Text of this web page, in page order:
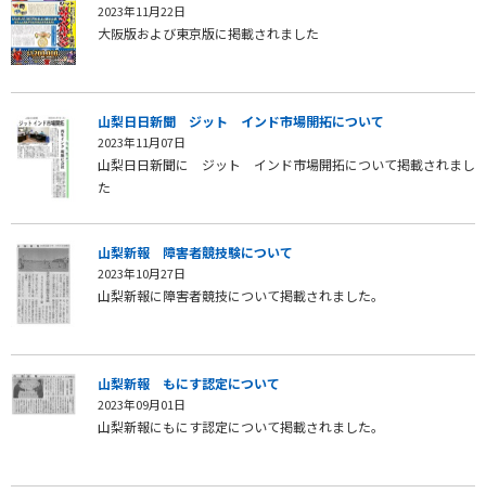
2023年11月22日
大阪版および東京版に掲載されました
山梨日日新聞 ジット インド市場開拓について
2023年11月07日
山梨日日新聞に ジット インド市場開拓について掲載されまし
た
山梨新報 障害者競技験について
2023年10月27日
山梨新報に障害者競技について掲載されました。
山梨新報 もにす認定について
2023年09月01日
山梨新報にもにす認定について掲載されました。